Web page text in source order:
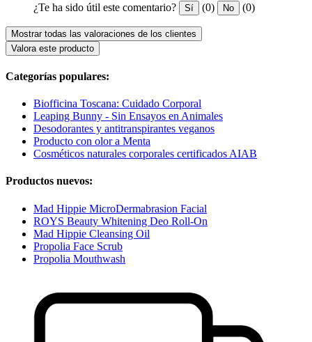
¿Te ha sido útil este comentario? Sí (0) No (0)
Mostrar todas las valoraciones de los clientes
Valora este producto
Categorías populares:
Biofficina Toscana: Cuidado Corporal
Leaping Bunny - Sin Ensayos en Animales
Desodorantes y antitranspirantes veganos
Producto con olor a Menta
Cosméticos naturales corporales certificados AIAB
Productos nuevos:
Mad Hippie MicroDermabrasion Facial
ROYS Beauty Whitening Deo Roll-On
Mad Hippie Cleansing Oil
Propolia Face Scrub
Propolia Mouthwash